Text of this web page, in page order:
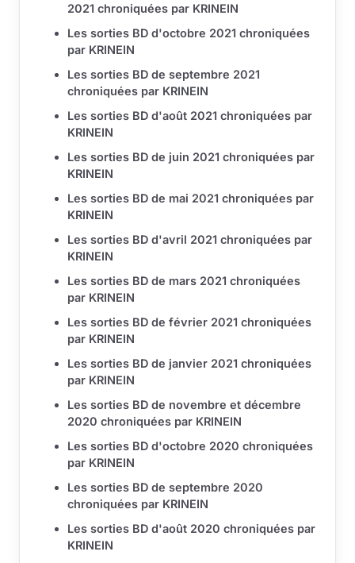
2021 chroniquées par KRINEIN
Les sorties BD d'octobre 2021 chroniquées
par KRINEIN
Les sorties BD de septembre 2021
chroniquées par KRINEIN
Les sorties BD d'août 2021 chroniquées par
KRINEIN
Les sorties BD de juin 2021 chroniquées par
KRINEIN
Les sorties BD de mai 2021 chroniquées par
KRINEIN
Les sorties BD d'avril 2021 chroniquées par
KRINEIN
Les sorties BD de mars 2021 chroniquées
par KRINEIN
Les sorties BD de février 2021 chroniquées
par KRINEIN
Les sorties BD de janvier 2021 chroniquées
par KRINEIN
Les sorties BD de novembre et décembre
2020 chroniquées par KRINEIN
Les sorties BD d'octobre 2020 chroniquées
par KRINEIN
Les sorties BD de septembre 2020
chroniquées par KRINEIN
Les sorties BD d'août 2020 chroniquées par
KRINEIN